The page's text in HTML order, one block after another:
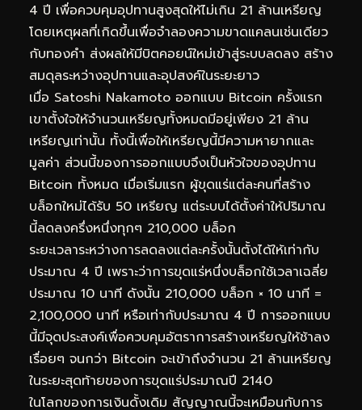
4 ปี เพื่อควบคุมอุปทานสูงสุดให้ไม่เกิน 21 ล้านเหรียญ
โดยเหตุผลที่เกิดขึ้นเพื่อจำลองความขาดแคลนเช่นเดียว
กับทองคำ ส่งผลให้มีบิตคอยน์ใหม่เข้าสู่ระบบลดลง สร้าง
สมดุลระหว่างอุปทานและอุปสงค์ในระยะยาว
เมื่อ Satoshi Nakamoto ออกแบบ Bitcoin ครั้งแรก
เขาตั้งใจให้จำนวนเหรียญทั้งหมดมีอยู่เพียง 21 ล้าน
เหรียญเท่านั้น ทั้งนี้เพื่อให้เหรียญนี้มีความหายากและ
มูลค่า ส่วนนี้ของการออกแบบจึงเป็นหัวใจของอุปทาน
Bitcoin ทั้งหมด เมื่อเริ่มแรก ผู้ขุดแร่แต่ละคนที่สร้าง
บล็อกใหม่ได้รับ 50 เหรียญ แต่ระบบได้ตั้งค่าให้ปริมาณ
นี้ลดลงครึ่งหนึ่งทุกๆ 210,000 บล็อก
ระยะเวลาระหว่างการลดลงแต่ละครั้งนั้นตั้งได้ให้เท่ากับ
ประมาณ 4 ปี เพราะว่าการขุดแร่หนึ่งบล็อกใช้เวลาเฉลี่ย
ประมาณ 10 นาที ดังนั้น 210,000 บล็อก × 10 นาที =
2,100,000 นาที หรือเท่ากับประมาณ 4 ปี การออกแบบ
นี้มีจุดประสงค์เพื่อควบคุมอัตราการสร้างเหรียญให้ช้าลง
เรื่อยๆ จนกว่า Bitcoin จะเข้าถึงจำนวน 21 ล้านเหรียญ
ในระยะสุดท้ายของการขุดแร่ประมาณปี 2140
ในโลกของการเงินดั้งเดิม สัญญาณนี้จะเหมือนกับการ